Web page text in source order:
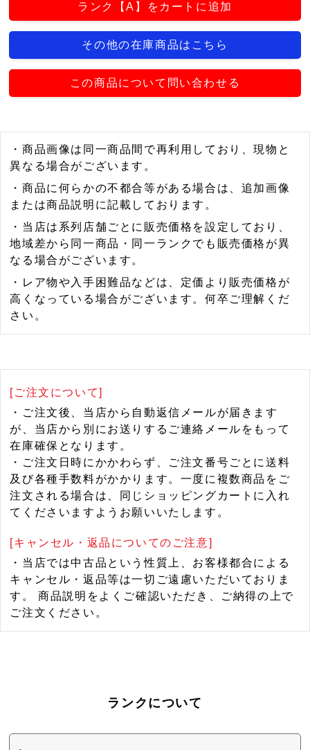
ランク【A】をカートに追加
その他の在庫商品はこちら
この商品について問い合わせる
・商品画像は同一商品間で再利用しており、現物と
異なる場合がございます。
・商品に何らかの不都合等がある場合は、追加画像
または商品説明に記載しております。
・当店は系列店舗ごとに販売価格を設定しており、
地域差から同一商品・同一ランクでも販売価格が異
なる場合がございます。
・レア物や入手困難品などは、定価より販売価格が
高くなっている場合がございます。何卒ご理解くだ
さい。
[ご注文について]
・ご注文後、当店から自動返信メールが届きます
が、当店から別にお送りするご連絡メールをもって
在庫確保となります。
・ご注文日時にかかわらず、ご注文番号ごとに送料
及び各種手数料がかかります。一度に複数商品をご
注文される場合は、同じショッピングカートに入れ
てくださいますようお願いいたします。
[キャンセル・返品についてのご注意]
・当店では中古品という性質上、お客様都合による
キャンセル・返品等は一切ご遠慮いただいておりま
す。 商品説明をよくご確認いただき、ご納得の上で
ご注文ください。
ランクについて